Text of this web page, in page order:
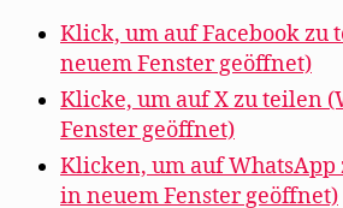
Klick, um auf Facebook
neuem Fenster geöffnet)
Klicke, um auf X zu teilen
Fenster geöffnet)
Klicken, um auf
in neuem Fenster geöffnet)